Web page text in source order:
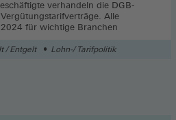
verhandeln die DGB-
Alle
für wichtige Branchen
/ Entgelt Lohn-/ Tarifpolitik